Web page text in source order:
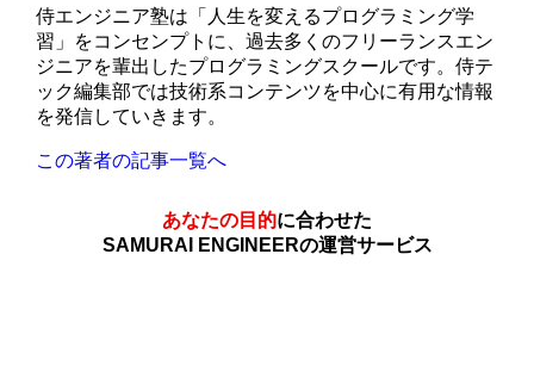
侍エンジニア塾は「人生を変えるプログラミング学
習」をコンセンプトに、過去多くのフリーランスエン
ジニアを輩出したプログラミングスクールです。侍テ
ック編集部では技術系コンテンツを中心に有用な情報
を発信していきます。
この著者の記事一覧へ
あなたの目的に合わせた
SAMURAI ENGINEERの運営サービス